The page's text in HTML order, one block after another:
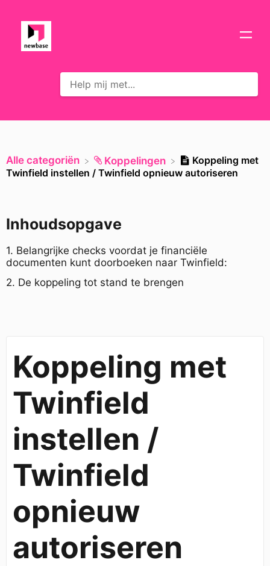
Inhoudsopgave
1. Belangrijke checks voordat je financiële
documenten kunt doorboeken naar Twinfield:
2. De koppeling tot stand te brengen
Alle categoriën ​Koppelingen
Koppeling met
Twinfield instellen / Twinfield opnieuw autoriseren
Koppeling met
Twinfield
instellen /
Twinfield
opnieuw
autoriseren